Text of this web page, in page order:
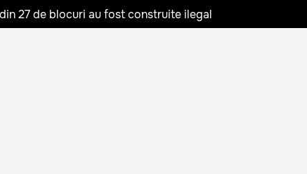
27 de blocuri au fost construite ilegal